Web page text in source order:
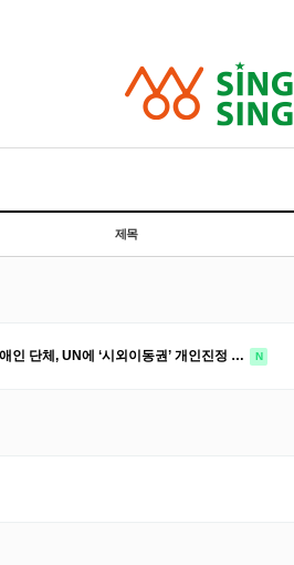
제목
단체, UN에 ‘시외이동권’ 개인진정 … N